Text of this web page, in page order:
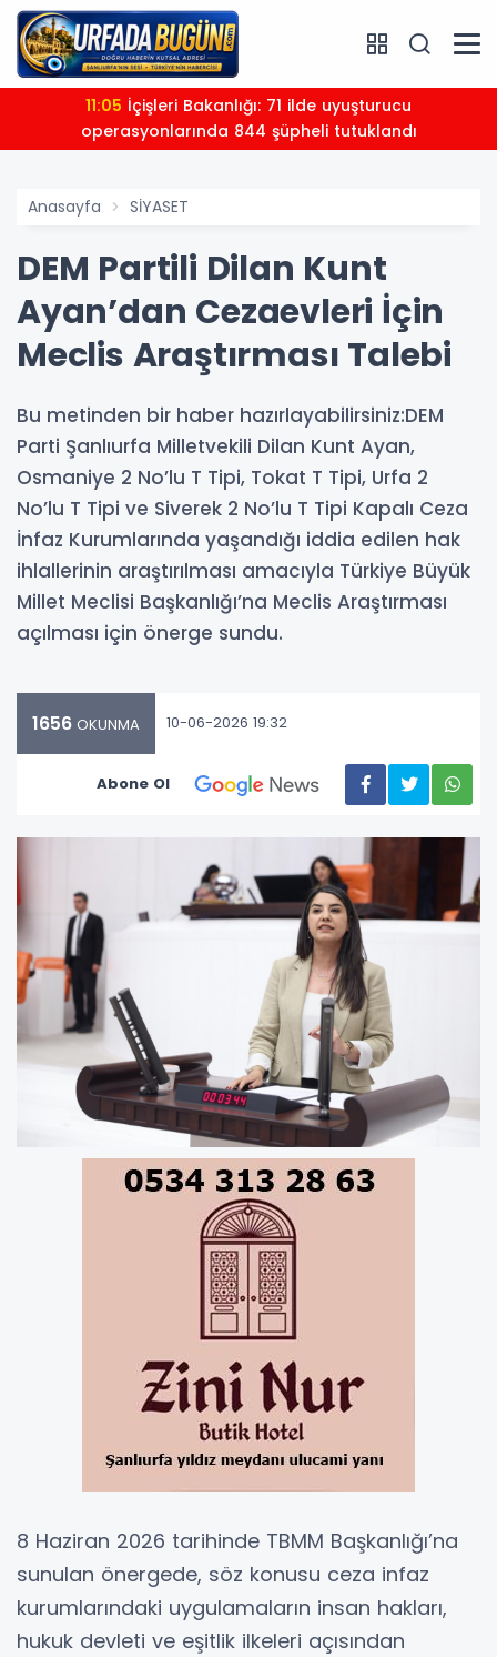
11:05
operasyonlarında 844 şüpheli tutuklandı
Anasayfa SİYASET
DEM Partili Dilan Kunt
Ayan’dan Cezaevleri İçin
Meclis Araştırması Talebi
Bu metinden bir haber hazırlayabilirsiniz:DEM
Parti Şanlıurfa Milletvekili Dilan Kunt Ayan,
Osmaniye 2 No’lu T Tipi, Tokat T Tipi, Urfa 2
No’lu T Tipi ve Siverek 2 No’lu T Tipi Kapalı Ceza
İnfaz Kurumlarında yaşandığı iddia edilen hak
ihlallerinin araştırılması amacıyla Türkiye Büyük
Millet Meclisi Başkanlığı’na Meclis Araştırması
açılması için önerge sundu.
1656 OKUNMA 10-06-2026 19:32
Abone Ol
8 Haziran 2026 tarihinde TBMM Başkanlığı’na
sunulan önergede, söz konusu ceza infaz
kurumlarındaki uygulamaların insan hakları,
hukuk devleti ve eşitlik ilkeleri açısından